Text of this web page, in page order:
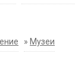
» Музеи